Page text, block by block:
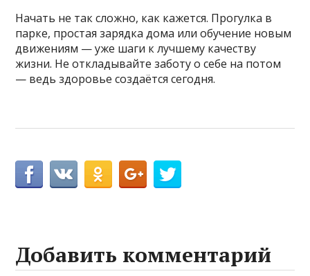
Начать не так сложно, как кажется. Прогулка в
парке, простая зарядка дома или обучение новым
движениям — уже шаги к лучшему качеству
жизни. Не откладывайте заботу о себе на потом
— ведь здоровье создаётся сегодня.
Добавить комментарий